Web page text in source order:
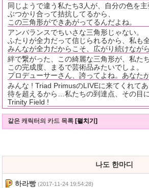
同じようで違う私たち3人が、自分の色を主
ぶつかり合って拮抗してるから、
この三角形ができあがってるんだよね。
アンバランスでちいさな三角形じゃない。
ふたりが全力だって信じられるから、私も
みんなが全力だからこそ、広がり続けなが
絆で繋がった、この綺麗な三角形が、私た
この完成度、まるで芸術品みたいでしょ。
プロデューサーさん、誇ってよね。あなた
みんな ! Triad PrimusのLIVEに来てくれて
待を超えるから…私たちの到達点、その目
Trinity Field !
같은 캐릭터의 카드 목록[펼치기]
나도 한마디
하라빵 (2017-11-24 19:54:28)